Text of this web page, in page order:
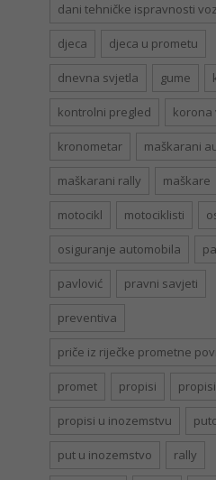
dani tehničke ispravnosti
djeca djeca u prometu
dnevna svjetla gume
kontrolni pregled korona
kronometar maškarani
maškarani rally maškare
motocikl motociklisti
osiguranje automobila
pavlović pravni savjeti
preventiva
priče iz riječke prometne
promet propisi
propisi u inozemstvu
put u inozemstvo rally